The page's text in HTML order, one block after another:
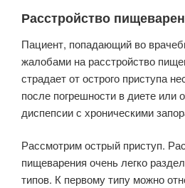
Расстройство
Пациент, попадающий во
жалобами на расстройство
страдает от острого приступа
после погрешности в диете или
диспепсии с хроническими
Рассмотрим острый приступ.
пищеварения очень легко
типов. К первому типу можно